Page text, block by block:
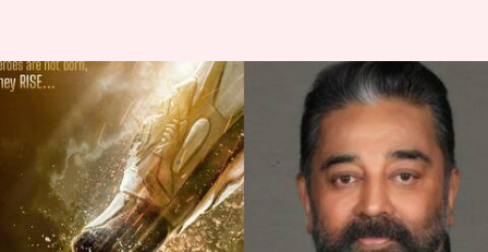
ప్రాజెక్ట్ కె ప్లానింగ్ అదుర్స్: విలన్ గా కమల్
హాసన్?
వ్రాసిన వారు Sriram Pranateja May 31, 2023 01:00 pm
ఈ వార్తాకథనం ఏంటి